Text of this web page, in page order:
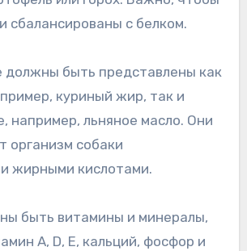
сбалансированы с белком.
быть представлены как
куриный жир, так и
например, льняное масло. Они
организм собаки
жирными кислотами.
быть витамины и минералы,
A, D, E, кальций, фосфор и